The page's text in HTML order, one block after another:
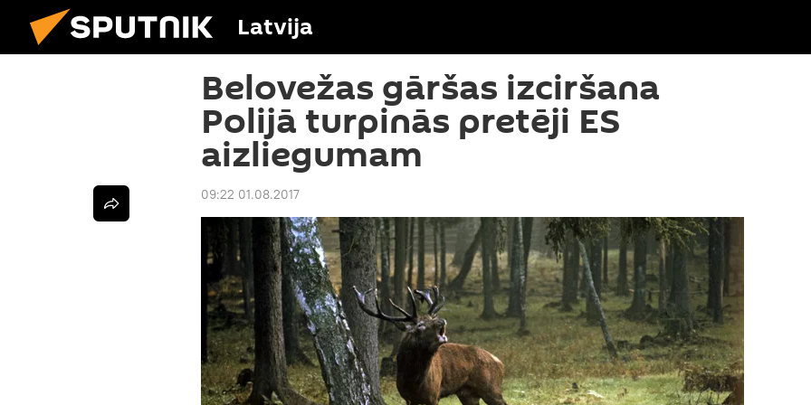
Latvija
Belovežas gāršas izciršana
Polijā turpinās pretēji ES
aizliegumam
09:22 01.08.2017